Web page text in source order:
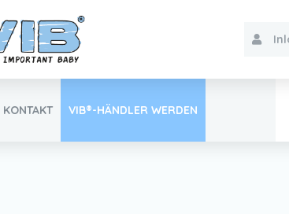
KONTAKT VIB®-HÄNDLER WERDEN